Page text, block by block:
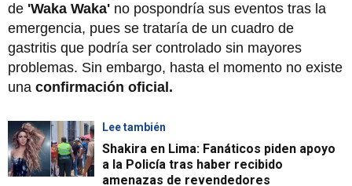
de 'Waka Waka' no pospondría sus eventos tras la
emergencia, pues se trataría de un cuadro de
gastritis que podría ser controlado sin mayores
problemas. Sin embargo, hasta el momento no existe
una confirmación oficial.
Lee también
Shakira en Lima: Fanáticos piden apoyo
a la Policía tras haber recibido
amenazas de revendedores